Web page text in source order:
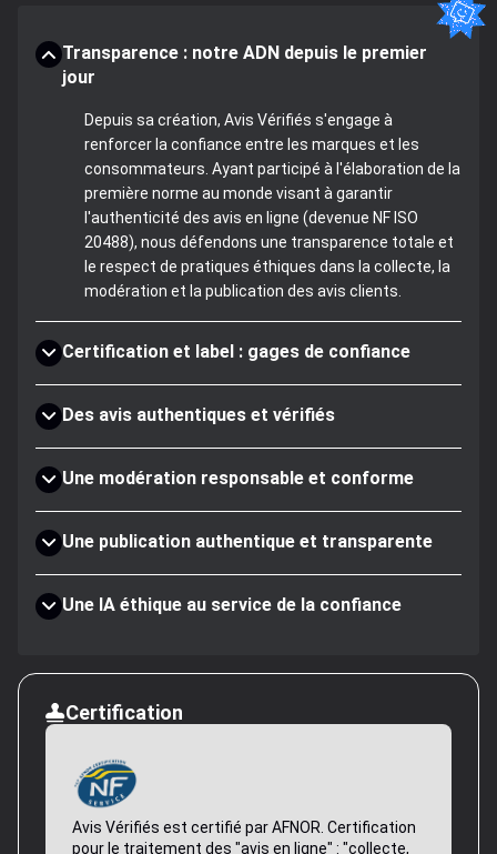
Transparence : notre ADN depuis le premier
jour
Depuis sa création, Avis Vérifiés s'engage à
renforcer la confiance entre les marques et les
consommateurs. Ayant participé à l'élaboration de la
première norme au monde visant à garantir
l'authenticité des avis en ligne (devenue NF ISO
20488), nous défendons une transparence totale et
le respect de pratiques éthiques dans la collecte, la
modération et la publication des avis clients.
Certification et label : gages de confiance
Des avis authentiques et vérifiés
Une modération responsable et conforme
Une publication authentique et transparente
Une IA éthique au service de la confiance
Certification
Avis Vérifiés est certifié par AFNOR. Certification
pour le traitement des "avis en ligne" : "collecte,